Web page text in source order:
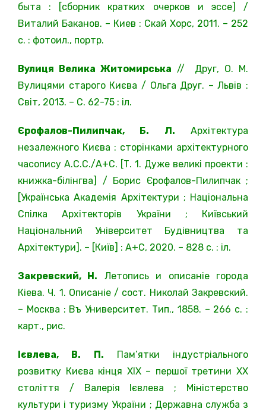
быта : [сборник кратких очерков и эссе] /
Виталий Баканов. – Киев : Скай Хорс, 2011. – 252
с. : фотоил., портр.
Вулиця Велика Житомирська // Друг, О. М.
Вулицями старого Києва / Ольга Друг. – Львів :
Світ, 2013. – С. 62-75 : іл.
Єрофалов-Пилипчак, Б. Л. Архітектура
незалежного Києва : сторінками архітектурного
часопису А.С.С./А+С. [Т. 1. Дуже великі проекти :
книжка-білінгва] / Борис Єрофалов-Пилипчак ;
[Українська Академія Архітектури ; Національна
Спілка Архітекторів України ; Київський
Національний Університет Будівництва та
Архітектури]. – [Київ] : А+С, 2020. – 828 с. : іл.
Закревский, Н. Летопись и описаніе города
Кіева. Ч. 1. Описаніе / сост. Николай Закревский.
– Москва : Въ Университет. Тип., 1858. – 266 с. :
карт., рис.
Ієвлева, В. П. Пам’ятки індустріального
розвитку Києва кінця XIX – першої третини XX
століття / Валерія Ієвлева ; Міністерство
культури і туризму України ; Державна служба з